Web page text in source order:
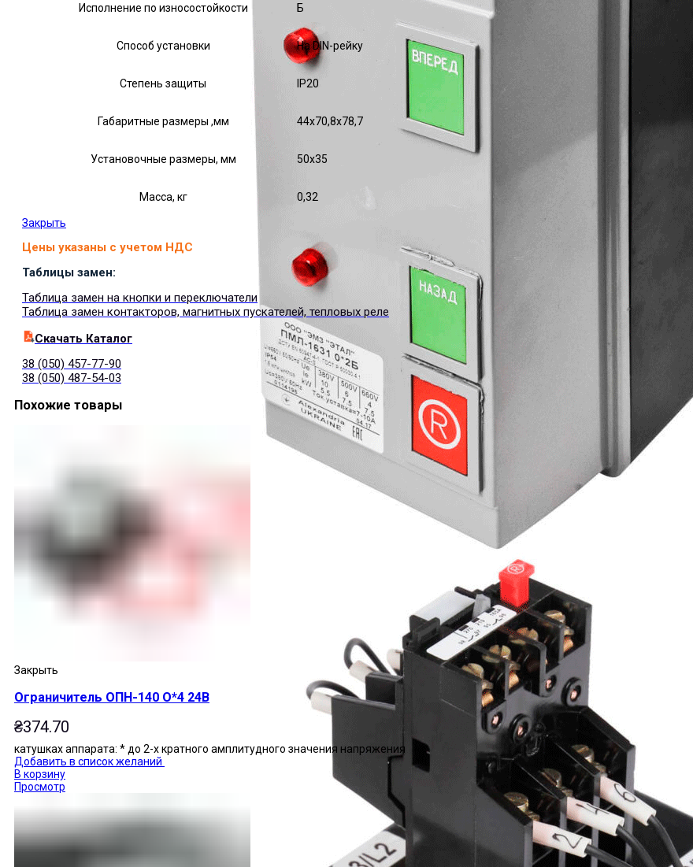
Исполнение по износостойкости Б
Способ установки На DIN-рейку
Степень защиты IP20
Габаритные размеры ,мм 44х70,8х78,7
Установочные размеры, мм 50х35
Масса, кг 0,32
Закрыть
Цены указаны с учетом НДС
Таблицы замен:
Таблица замен на кнопки и переключатели
Таблица замен контакторов, магнитных пускателей, тепловых реле
Cкачать Каталог
38 (050) 457-77-90
38 (050) 487-54-03
Похожие товары
Закрыть
Ограничитель ОПН-140 О*4 24В
₴374.70
катушках аппарата: * до 2-х кратного амплитудного значения напряжения
Добавить в список желаний
В корзину
Просмотр